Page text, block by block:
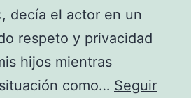
decía el actor en un
respeto y privacidad
hijos mientras
como… Seguir